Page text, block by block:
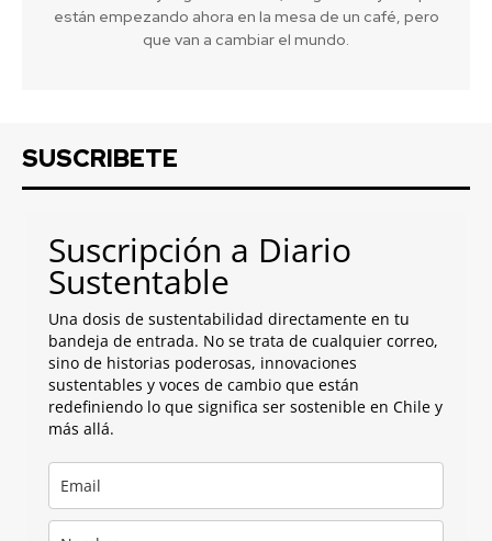
están empezando ahora en la mesa de un café, pero
que van a cambiar el mundo.
SUSCRIBETE
Suscripción a Diario
Sustentable
Una dosis de sustentabilidad directamente en tu
bandeja de entrada. No se trata de cualquier correo,
sino de historias poderosas, innovaciones
sustentables y voces de cambio que están
redefiniendo lo que significa ser sostenible en Chile y
más allá.